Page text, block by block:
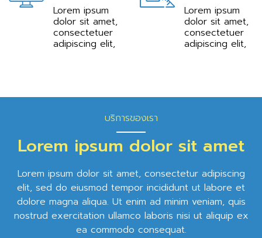
Lorem ipsum
dolor sit amet,
consectetuer
adipiscing elit,
Lorem ipsum
dolor sit amet,
consectetuer
adipiscing elit,
บริการของเรา
Lorem ipsum dolor sit amet
Lorem ipsum dolor sit amet, consectetur adipiscing
elit, sed do eiusmod tempor incididunt ut labore et
dolore magna aliqua. Ut enim ad minim veniam, quis
nostrud exercitation ullamco laboris nisi ut aliquip ex
ea commodo consequat.